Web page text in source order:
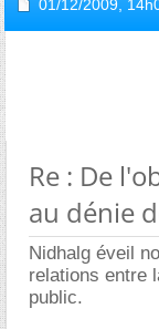
01/12/2009,
Re : De
au dénie
Nidhalg éveil
relations entre
public.